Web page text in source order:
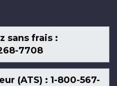
sans frais :
7708
(ATS) : 1-800-567-